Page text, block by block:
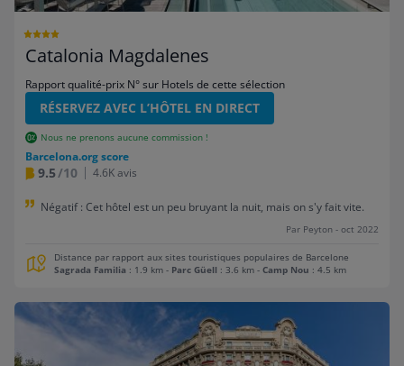
Catalonia Magdalenes
Rapport qualité-prix N° sur Hotels de cette sélection
RÉSERVEZ AVEC L’HÔTEL EN DIRECT
Nous ne prenons aucune commission !
Barcelona.org score
9.5/10 4.6K avis
Négatif : Cet hôtel est un peu bruyant la nuit, mais on s'y fait vite.
Par Peyton - oct 2022
Distance par rapport aux sites touristiques populaires de Barcelone
Sagrada Familia : 1.9 km - Parc Güell : 3.6 km - Camp Nou : 4.5 km